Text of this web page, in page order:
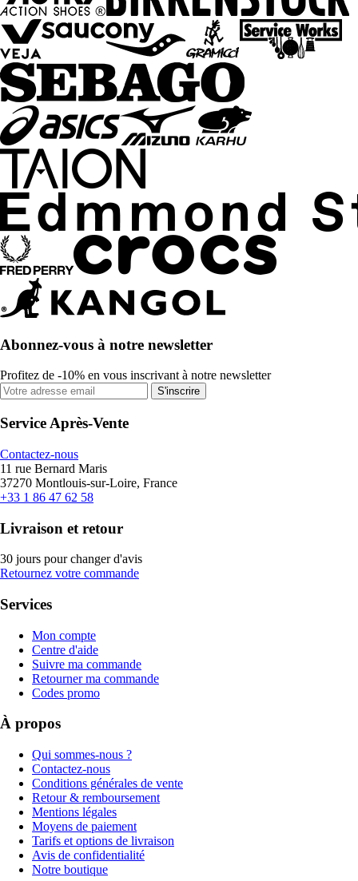
Abonnez-vous à notre newsletter
Profitez de -10% en vous inscrivant à notre newsletter
S'inscrire
Service Après-Vente
Contactez-nous
11 rue Bernard Maris
37270 Montlouis-sur-Loire, France
+33 1 86 47 62 58
Livraison et retour
30 jours pour changer d'avis
Retournez votre commande
Services
Mon compte
Centre d'aide
Suivre ma commande
Retourner ma commande
Codes promo
À propos
Qui sommes-nous ?
Contactez-nous
Conditions générales de vente
Retour & remboursement
Mentions légales
Moyens de paiement
Tarifs et options de livraison
Avis de confidentialité
Notre boutique